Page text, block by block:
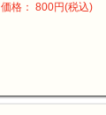
価格： 800円(税込)